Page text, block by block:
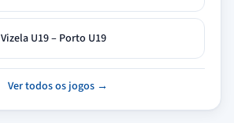
Vizela U19 – Porto U19
Ver todos os jogos →